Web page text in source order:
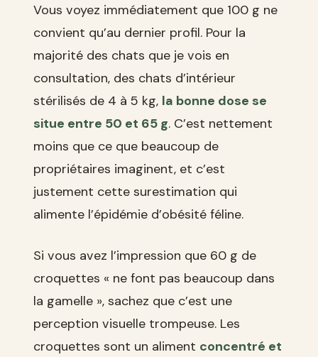
Vous voyez immédiatement que 100 g ne
convient qu’au dernier profil. Pour la
majorité des chats que je vois en
consultation, des chats d’intérieur
stérilisés de 4 à 5 kg, la bonne dose se
situe entre 50 et 65 g. C’est nettement
moins que ce que beaucoup de
propriétaires imaginent, et c’est
justement cette surestimation qui
alimente l’épidémie d’obésité féline.
Si vous avez l’impression que 60 g de
croquettes « ne font pas beaucoup dans
la gamelle », sachez que c’est une
perception visuelle trompeuse. Les
croquettes sont un aliment concentré et